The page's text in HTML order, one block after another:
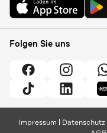
Folgen Sie uns
Impressum Datenschutz